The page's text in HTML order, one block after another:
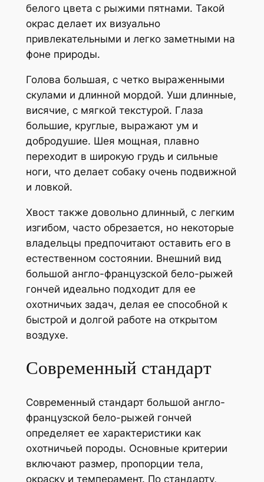
белого цвета с рыжими пятнами. Такой
окрас делает их визуально
привлекательными и легко заметными на
фоне природы.
Голова большая, с четко выраженными
скулами и длинной мордой. Уши длинные,
висячие, с мягкой текстурой. Глаза
большие, круглые, выражают ум и
добродушие. Шея мощная, плавно
переходит в широкую грудь и сильные
ноги, что делает собаку очень подвижной
и ловкой.
Хвост также довольно длинный, с легким
изгибом, часто обрезается, но некоторые
владельцы предпочитают оставить его в
естественном состоянии. Внешний вид
большой англо-французской бело-рыжей
гончей идеально подходит для ее
охотничьих задач, делая ее способной к
быстрой и долгой работе на открытом
воздухе.
Современный стандарт
Современный стандарт большой англо-
французской бело-рыжей гончей
определяет ее характеристики как
охотничьей породы. Основные критерии
включают размер, пропорции тела,
окраску и темперамент. По стандарту,